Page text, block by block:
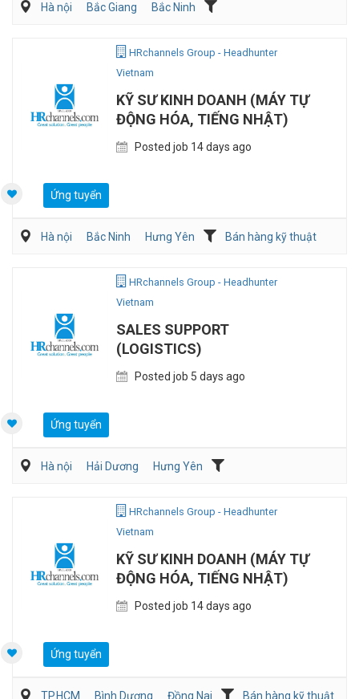
Hà nội Bắc Giang
Bắc Ninh
HRchannels Group - Headhunter
Vietnam
KỸ SƯ KINH DOANH (MÁY TỰ
ĐỘNG HÓA, TIẾNG NHẬT)
Posted job 14 days ago
Ứng tuyển
Hà nội Bắc Ninh Hưng Yên
Bán hàng kỹ thuật
HRchannels Group - Headhunter
Vietnam
SALES SUPPORT
(LOGISTICS)
Posted job 5 days ago
Ứng tuyển
Hà nội Hải Dương
Hưng Yên
HRchannels Group - Headhunter
Vietnam
KỸ SƯ KINH DOANH (MÁY TỰ
ĐỘNG HÓA, TIẾNG NHẬT)
Posted job 14 days ago
Ứng tuyển
TP.HCM Bình Dương Đồng Nai Bán hàng kỹ thuật